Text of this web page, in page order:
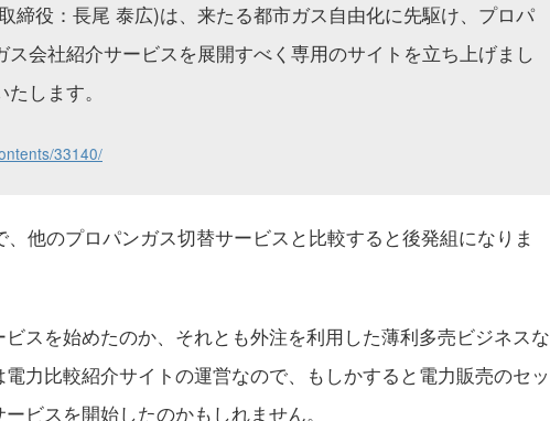
締役：長尾 泰広)は、来たる都市ガス自由化に先駆け、プロパ
会社紹介サービスを展開すべく専用のサイトを立ち上げまし
します。
33140/
他のプロパンガス切替サービスと比較すると後発組になりま
スを始めたのか、それとも外注を利用した薄利多売ビジネスな
力比較紹介サイトの運営なので、もしかすると電力販売のセッ
ビスを開始したのかもしれません。